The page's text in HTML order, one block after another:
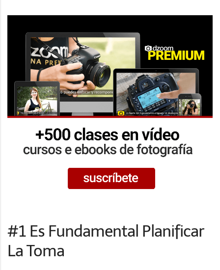
#1 Es Fundamental Planificar
La Toma